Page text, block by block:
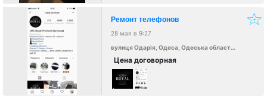
Ремонт телефонов
28 мая в 9:27
вулиця Одарія, Одеса, Одеська область, Україна, 65000
Цена договорная